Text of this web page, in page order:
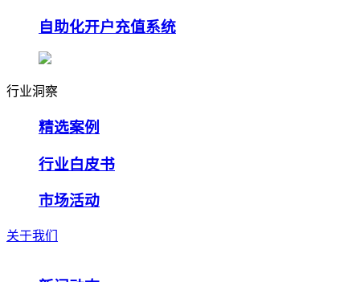
自助化开户充值系统
行业洞察
精选案例
行业白皮书
市场活动
关于我们